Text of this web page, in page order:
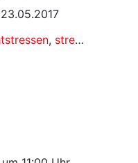
23.05.2017
, stress